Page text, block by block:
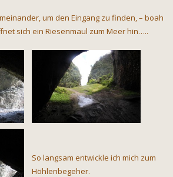
um den Eingang zu finden, – boah
sich ein Riesenmaul zum Meer hin…..
So langsam entwickle ich mich zum
Höhlenbegeher.